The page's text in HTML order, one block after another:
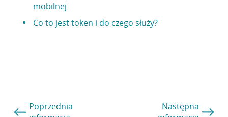
mobilnej
Co to jest token i do czego służy?
Poprzednia
Następna